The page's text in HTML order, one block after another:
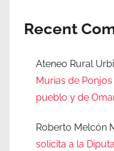
Recent
Ateneo Rural
Murias de
pueblo y de
Roberto Melcón
solicita a la